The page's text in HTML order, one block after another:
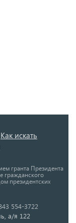
Как искать
гранта Президента
гражданского
президентских
554-3722
а/я 122